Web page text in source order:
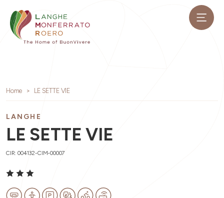
Home LE SETTE VIE
LANGHE
LE SETTE VIE
CIR: 004132-CIM-00007